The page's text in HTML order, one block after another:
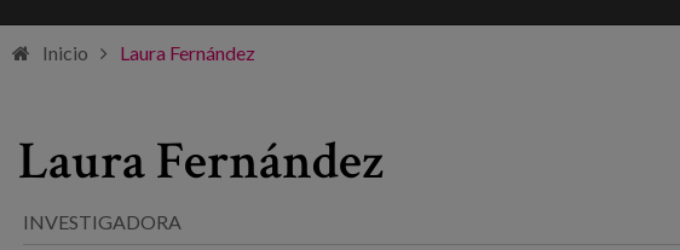
Inicio Laura Fernández
Laura Fernández
INVESTIGADORA